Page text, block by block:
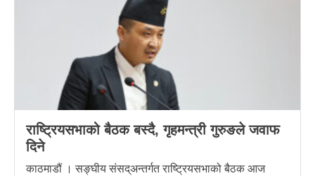
राष्ट्रियसभाको बैठक बस्दै, गृहमन्त्री गुरुङले जवाफ
दिने
काठमाडौं । सङ्घीय संसद्अन्तर्गत राष्ट्रियसभाको बैठक आज